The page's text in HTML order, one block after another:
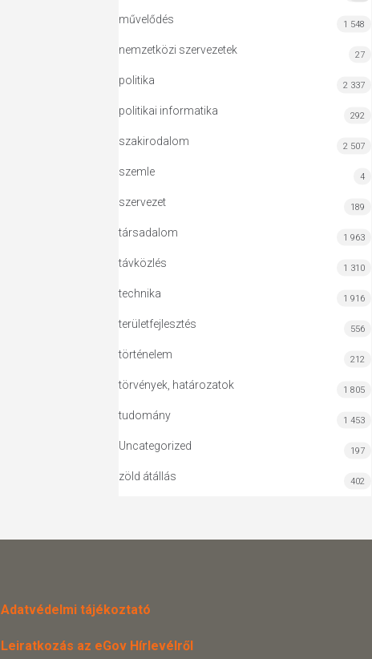
művelődés 1 548
nemzetközi szervezetek 27
politika 2 337
politikai informatika 292
szakirodalom 2 507
szemle 4
szervezet 189
társadalom 1 963
távközlés 1 310
technika 1 916
területfejlesztés 556
történelem 212
törvények, határozatok 1 805
tudomány 1 453
Uncategorized 197
zöld átállás 402
Adatvédelmi tájékoztató
Leiratkozás az eGov Hírlevélről